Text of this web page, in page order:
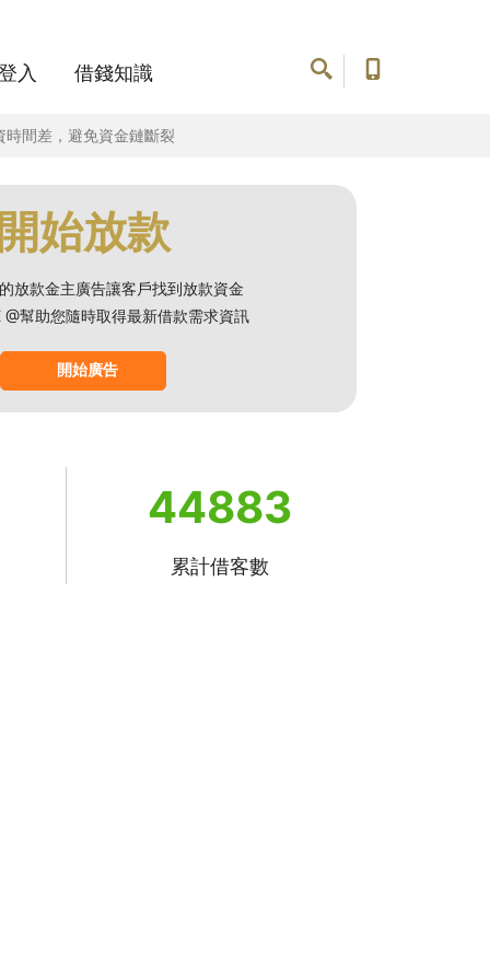
入 借錢知識
時間差，避免資金鏈斷裂
開始放款
放款金主廣告讓客戶找到放款資金
幫助您隨時取得最新借款需求資訊
開始廣告
44883
累計借客數